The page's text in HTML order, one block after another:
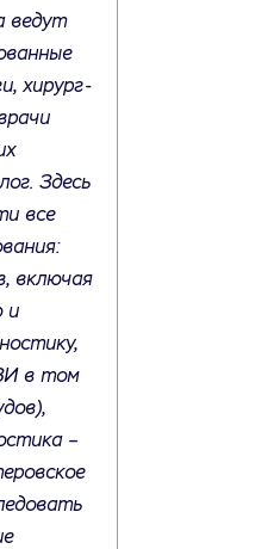
ведут
хирург-
Здесь
все
включая
и
в том
–